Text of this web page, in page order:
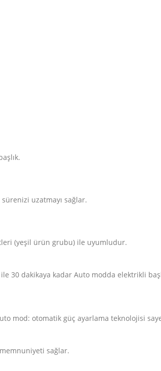
uzatmayı sağlar.
(yeşil ürün grubu) ile uyumludur.
30 dakikaya kadar Auto modda elektrikli
mod: otomatik güç ayarlama teknolojisi
sağlar.